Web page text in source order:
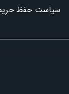
سیاست حفظ